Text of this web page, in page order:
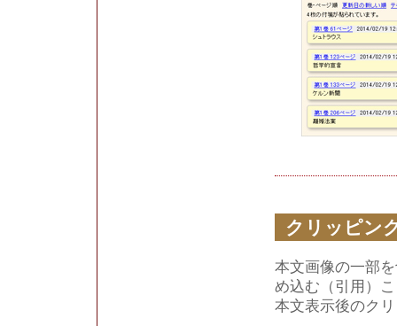
クリッピン
本文画像の一部
め込む（引用）
本文表示後のク